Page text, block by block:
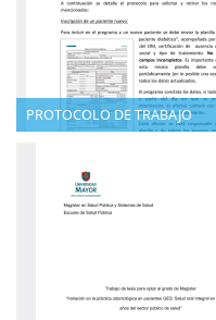
PROTOCOLO DE TRABAJO